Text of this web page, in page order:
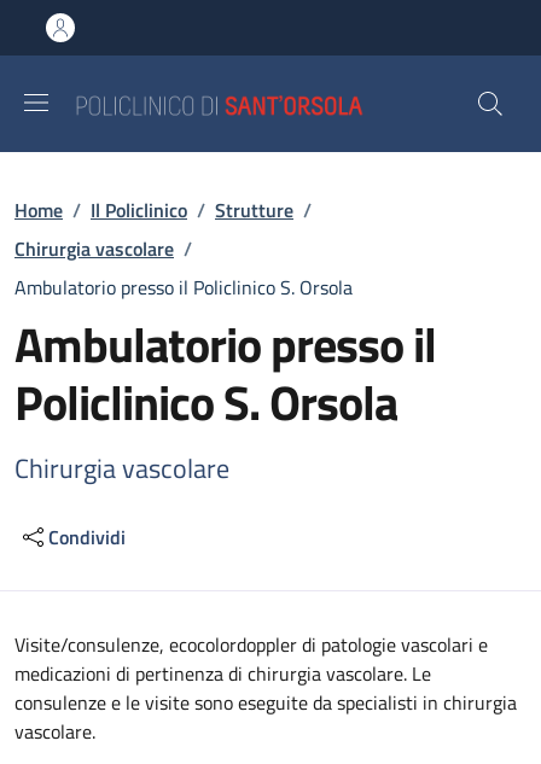
al contenuto principale
to footer content
Briciole di pane
Home / Il Policlinico / Strutture /
Chirurgia vascolare /
Ambulatorio presso il Policlinico S. Orsola
Ambulatorio presso il
Policlinico S. Orsola
Chirurgia vascolare
Condividi
Descrizione
Visite/consulenze, ecocolordoppler di patologie vascolari e
medicazioni di pertinenza di chirurgia vascolare. Le
consulenze e le visite sono eseguite da specialisti in chirurgia
vascolare.